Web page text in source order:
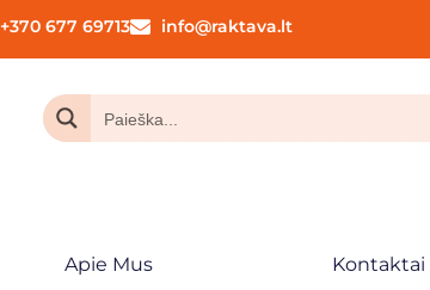
+370 677 69713 info@raktava.lt
Apie Mus Kontaktai